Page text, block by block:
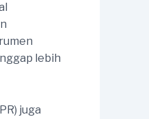
lebih
juga